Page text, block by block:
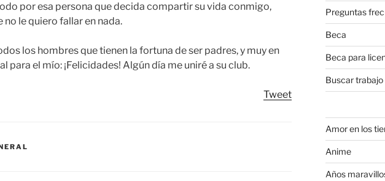
por esa persona que decida compartir su vida conmigo,
no le quiero fallar en nada.
los hombres que tienen la fortuna de ser padres, y muy en
para el mío: ¡Felicidades! Algún día me uniré a su club.
Tweet
Preguntas
Beca
Beca para
Buscar
Amor en los
Anime
Años